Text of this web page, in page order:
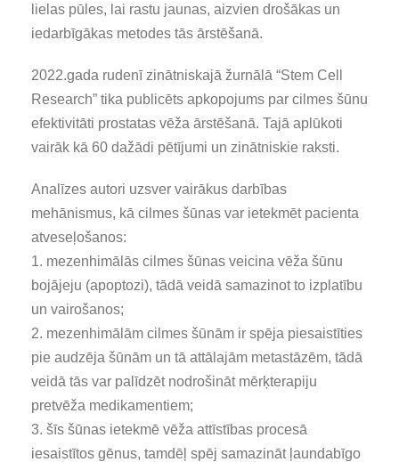
lielas pūles, lai rastu jaunas, aizvien drošākas un
iedarbīgākas metodes tās ārstēšanā.
2022.gada rudenī zinātniskajā žurnālā “Stem Cell
Research” tika publicēts apkopojums par cilmes šūnu
efektivitāti prostatas vēža ārstēšanā. Tajā aplūkoti
vairāk kā 60 dažādi pētījumi un zinātniskie raksti.
Analīzes autori uzsver vairākus darbības
mehānismus, kā cilmes šūnas var ietekmēt pacienta
atveseļošanos:
1. mezenhimālās cilmes šūnas veicina vēža šūnu
bojājeju (apoptozi), tādā veidā samazinot to izplatību
un vairošanos;
2. mezenhimālām cilmes šūnām ir spēja piesaistīties
pie audzēja šūnām un tā attālajām metastāzēm, tādā
veidā tās var palīdzēt nodrošināt mērķterapiju
pretvēža medikamentiem;
3. šīs šūnas ietekmē vēža attīstības procesā
iesaistītos gēnus, tamdēļ spēj samazināt ļaundabīgo